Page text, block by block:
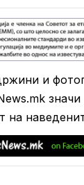
и
значи
на